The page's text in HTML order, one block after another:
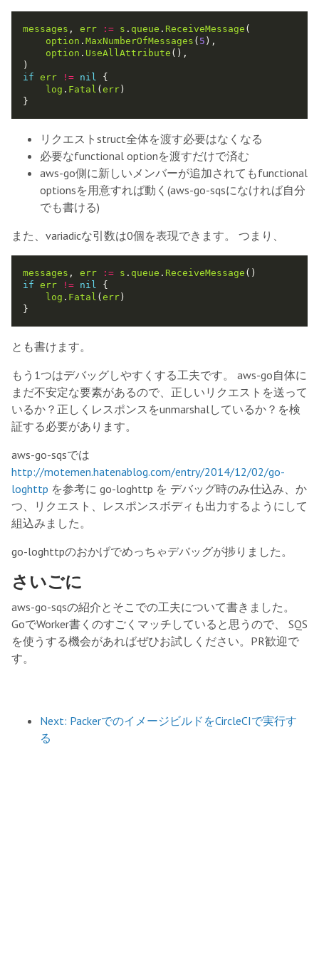
messages , err := s . queue . ReceiveMessage
option . MaxNumberOfMessages ( 5
option . UseAllAttribute
if err != nil
log . Fatal ( err
リクエストstruct全体を渡す必要はなくなる
必要なfunctional optionを渡すだけで済む
aws-go側に新しいメンバーが追加されてもfunctional
optionsを用意すれば動く(aws-go-sqsになければ自分
でも書ける)
また、variadicな引数は0個を表現できます。 つまり、
messages , err := s . queue . ReceiveMessage
if err != nil
log . Fatal ( err
とも書けます。
もう1つはデバッグしやすくする工夫です。 aws-go自体に
まだ不安定な要素があるので、正しいリクエストを送って
いるか？正しくレスポンスをunmarshalしているか？を検
証する必要があります。
aws-go-sqsでは
http://motemen.hatenablog.com/entry/2014/12/02/go-
loghttp を参考に go-loghttp を デバッグ時のみ仕込み、か
つ、リクエスト、レスポンスボディも出力するようにして
組込みました。
go-loghttpのおかげでめっちゃデバッグが捗りました。
さいごに
aws-go-sqsの紹介とそこでの工夫について書きました。
GoでWorker書くのすごくマッチしていると思うので、 SQS
を使うする機会があればぜひお試しください。PR歓迎で
す。
Next: PackerでのイメージビルドをCircleCIで実行す
る